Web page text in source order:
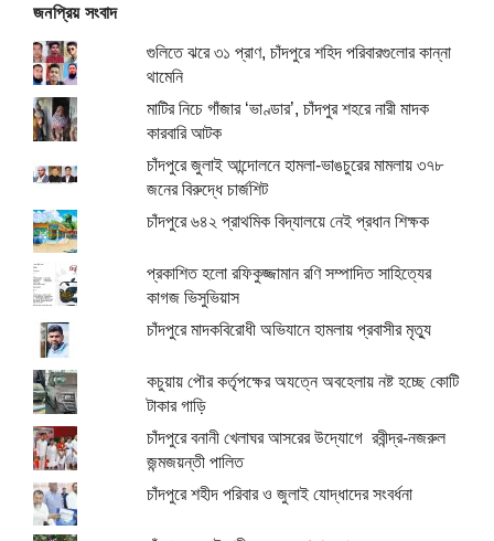
জনপ্রিয় সংবাদ
গুলিতে ঝরে ৩১ প্রাণ, চাঁদপুরে শহিদ পরিবারগুলোর কান্না
থামেনি
মাটির নিচে গাঁজার ‘ভাণ্ডার’, চাঁদপুর শহরে নারী মাদক
কারবারি আটক
চাঁদপুরে জুলাই আন্দোলনে হামলা-ভাঙচুরের মামলায় ৩৭৮
জনের বিরুদ্ধে চার্জশিট
চাঁদপুরে ৬৪২ প্রাথমিক বিদ্যালয়ে নেই প্রধান শিক্ষক
প্রকাশিত হলো রফিকুজ্জামান রণি সম্পাদিত সাহিত্যের
কাগজ ভিসুভিয়াস
চাঁদপুরে মাদকবিরোধী অভিযানে হামলায় প্রবাসীর মৃত্যু
কচুয়ায় পৌর কর্তৃপক্ষের অযত্নে অবহেলায় নষ্ট হচ্ছে কোটি
টাকার গাড়ি
চাঁদপুরে বনানী খেলাঘর আসরের উদ্যোগে রবীন্দ্র-নজরুল
জন্মজয়ন্তী পালিত
চাঁদপুরে শহীদ পরিবার ও জুলাই যোদ্ধাদের সংবর্ধনা